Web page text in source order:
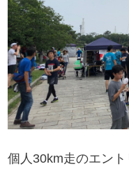
個人30km走のエン